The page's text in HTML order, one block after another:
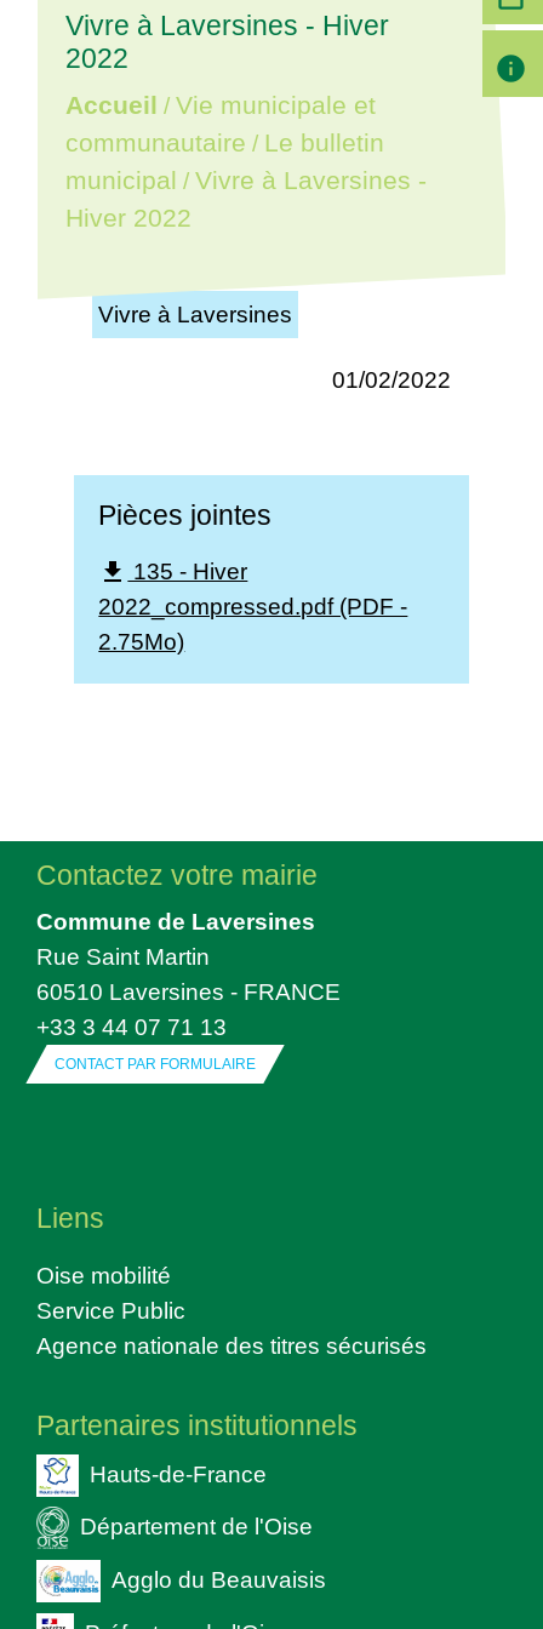
Vivre à Laversines - Hiver
2022
Accueil / Vie municipale et
communautaire / Le bulletin
municipal / Vivre à Laversines -
Hiver 2022
Vivre à Laversines
01/02/2022
Pièces jointes
file_download 135 - Hiver
2022_compressed.pdf (PDF -
2.75Mo)
info
Contactez votre mairie
Commune de Laversines
Rue Saint Martin
60510 Laversines - FRANCE
+33 3 44 07 71 13
CONTACT PAR FORMULAIRE
Liens
Oise mobilité
Service Public
Agence nationale des titres sécurisés
Partenaires institutionnels
Hauts-de-France
Département de l'Oise
Agglo du Beauvaisis